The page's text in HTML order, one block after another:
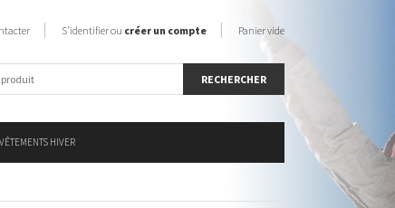
VÊTEMENTS HIVER
S'identifier ou créer un compte Panier vide